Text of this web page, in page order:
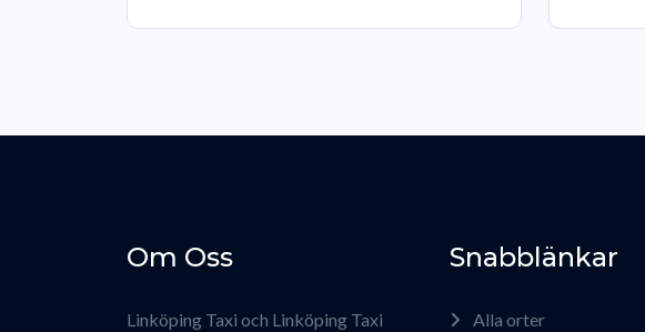
Om Oss
Linköping Taxi och Linköping Taxi
Snabblänkar
Alla orter